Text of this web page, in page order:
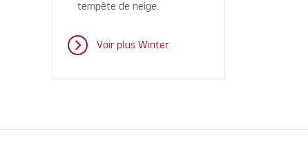
tempête de neige.
Voir plus Winter